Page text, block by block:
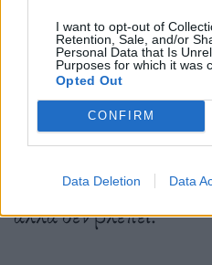
I want to opt-out of
Retention, Sale, and/or
Personal Data that Is
Purposes for which it was
Opted Out
CONFIRM
Data Deletion Data
Η “Aphantasia” δεν
Η σιωπή της
αλλά δεν βλέπει.